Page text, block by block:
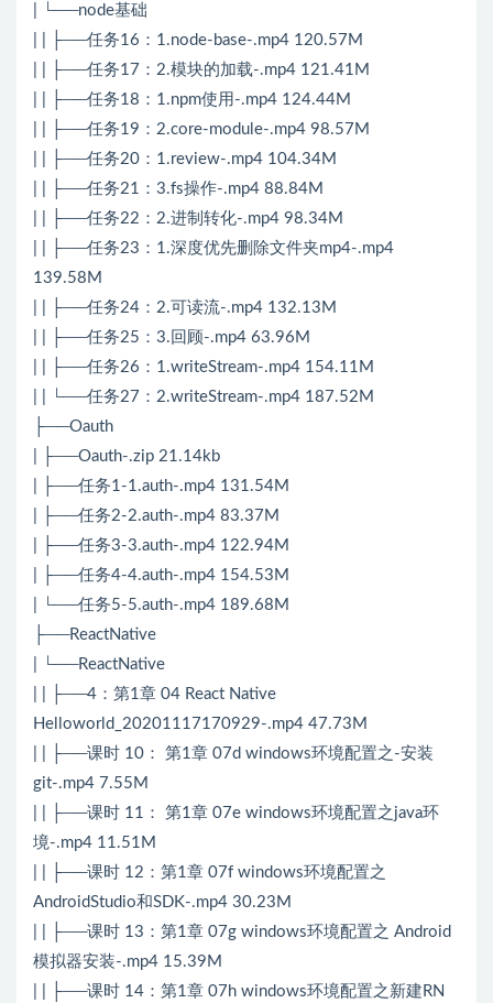
| └──node基础
| | ├──任务16：1.node-base-.mp4 120.57M
| | ├──任务17：2.模块的加载-.mp4 121.41M
| | ├──任务18：1.npm使用-.mp4 124.44M
| | ├──任务19：2.core-module-.mp4 98.57M
| | ├──任务20：1.review-.mp4 104.34M
| | ├──任务21：3.fs操作-.mp4 88.84M
| | ├──任务22：2.进制转化-.mp4 98.34M
| | ├──任务23：1.深度优先删除文件夹mp4-.mp4
139.58M
| | ├──任务24：2.可读流-.mp4 132.13M
| | ├──任务25：3.回顾-.mp4 63.96M
| | ├──任务26：1.writeStream-.mp4 154.11M
| | └──任务27：2.writeStream-.mp4 187.52M
├──Oauth
| ├──Oauth-.zip 21.14kb
| ├──任务1-1.auth-.mp4 131.54M
| ├──任务2-2.auth-.mp4 83.37M
| ├──任务3-3.auth-.mp4 122.94M
| ├──任务4-4.auth-.mp4 154.53M
| └──任务5-5.auth-.mp4 189.68M
├──ReactNative
| └──ReactNative
| | ├──4：第1章 04 React Native
Helloworld_20201117170929-.mp4 47.73M
| | ├──课时 10： 第1章 07d windows环境配置之-安装
git-.mp4 7.55M
| | ├──课时 11： 第1章 07e windows环境配置之java环
境-.mp4 11.51M
| | ├──课时 12：第1章 07f windows环境配置之
AndroidStudio和SDK-.mp4 30.23M
| | ├──课时 13：第1章 07g windows环境配置之 Android
模拟器安装-.mp4 15.39M
| | ├──课时 14：第1章 07h windows环境配置之新建RN